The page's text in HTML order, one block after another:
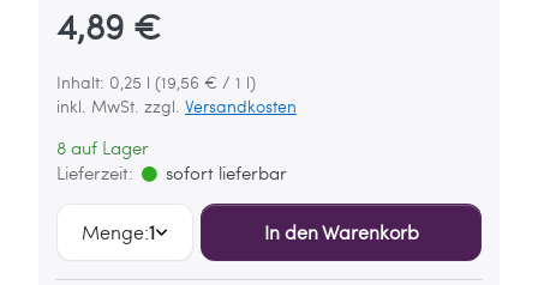
4,89 €
Inhalt: 0,25 l (19,56 € / 1 l)
inkl. MwSt. zzgl. Versandkosten
8 auf Lager
Lieferzeit:
sofort lieferbar
Menge:1 In den Warenkorb